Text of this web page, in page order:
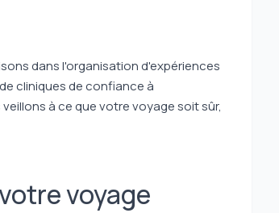
dans l'organisation d'expériences
cliniques de confiance à
à ce que votre voyage soit sûr,
voyage